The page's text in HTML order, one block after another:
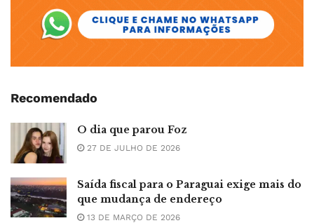
Recomendado
O dia que parou Foz
27 DE JULHO DE 2026
Saída fiscal para o Paraguai exige mais do
que mudança de endereço
13 DE MARÇO DE 2026